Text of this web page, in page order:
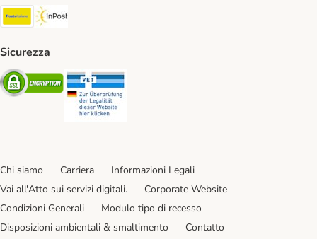
Poste Italiane. Shipping Method
Sicurezza
Security
Chi siamo Carriera
Informazioni Legali
Vai all'Atto sui servizi digitali.
Corporate Website
Condizioni Generali
Modulo tipo di recesso
Disposizioni ambientali & smaltimento
Contatto